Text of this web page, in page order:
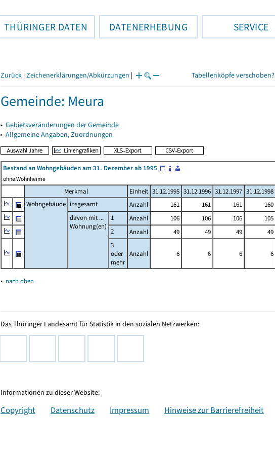
THÜRINGER DATEN DATENERHEBUNG SERVICE
Zurück | Zeichenerklärungen/Abkürzungen | Tabellenköpfe verschoben?
Gemeinde: Meura
▸ Gebietsveränderungen der Gemeinde
▸ Allgemeine Angaben, Zuordnungen
Bestand an Wohngebäuden am 31. Dezember ab 1995
ohne Wohnheime
Merkmal Einheit 31.12.1995 31.12.1996 31.12.1997 31.12.1998
Wohngebäude insgesamt Anzahl 161 161 161 160
davon mit ...
Wohnung(en)
1 Anzahl 106 106 106 105
2
Anzahl 49 49 49 49
3
oder
mehr
Anzahl 6 6 6 6
▴ nach oben
Das Thüringer Landesamt für Statistik in den sozialen Netzwerken:
Informationen zu dieser Website:
Copyright Datenschutz Impressum Hinweise zur Barrierefreiheit